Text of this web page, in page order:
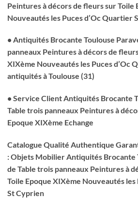
Peintures à décors de fleurs sur Toile
Nouveautés les Puces d’Oc Quartier
• Antiquités Brocante Toulouse
panneaux Peintures à décors de
XIXème Nouveautés les Puces d’Oc
antiquités à Toulouse (31)
• Service Client Antiquités Brocante
Table trois panneaux Peintures à
Epoque XIXème Echange
Catalogue Qualité Authentique
: Objets Mobilier Antiquités Brocante
de Table trois panneaux Peintures à
Toile Epoque XIXème Nouveautés
St Cyprien